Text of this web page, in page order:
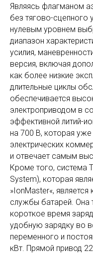
Являясь флагманом
без тягово-сцепного
нулевым уровнем
диапазон
усилия,
версия, включая
как более низкие
длительные циклы
обеспечивается
электроприводом в
эффективной литий-
на 700 В, которая
электрических
и отвечает самым
Кроме того, система
System), которая
»IonMaster«,
службы батарей. Она
короткое время
удобную зарядку во
переменного и
кВт. Прямой привод